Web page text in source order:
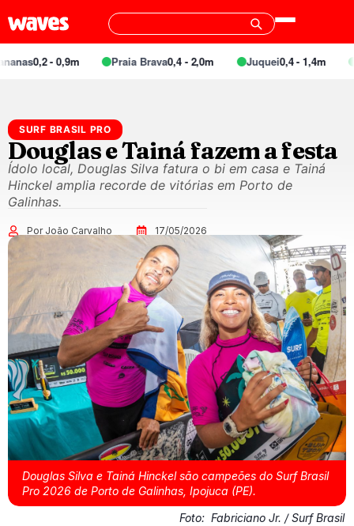
- 0,9m Praia Brava0,4 - 2,0m Juquei0,4 - 1,4m Barra
SURF BRASIL PRO
Douglas e Tainá fazem a festa
Ídolo local, Douglas Silva fatura o bi em casa e Tainá
Hinckel amplia recorde de vitórias em Porto de
Galinhas.
Por João Carvalho 17/05/2026
Douglas Silva e Tainá Hinckel são campeões do Surf Brasil
Pro 2026 de Porto de Galinhas, Ipojuca (PE).
Foto: Fabriciano Jr. / Surf Brasil